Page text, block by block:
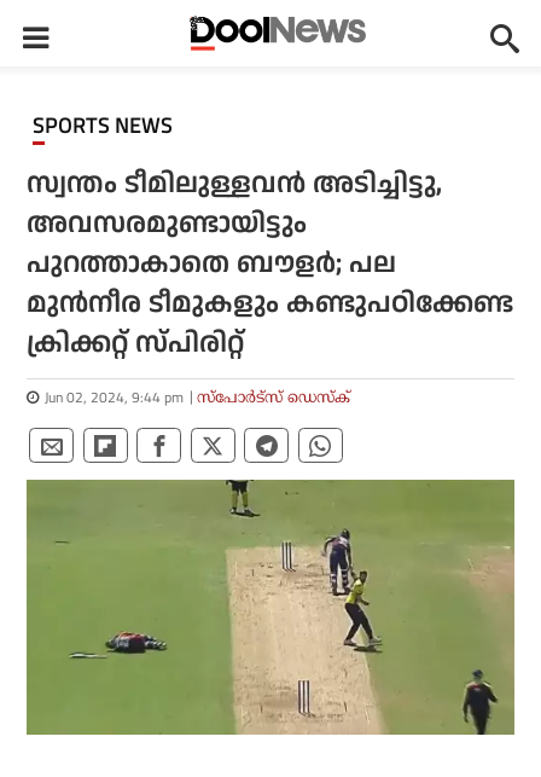
SPORTS NEWS
സ്വന്തം ടീമിലുള്ളവന്‍ അടിച്ചിട്ടു,
അവസരമുണ്ടായിട്ടും
പുറത്താകാതെ ബൗളര്‍; പല
മുന്‍നീര ടീമുകളും കണ്ടുപഠിക്കേണ്ട
ക്രിക്കറ്റ് സ്പിരിറ്റ്
Jun 02, 2024, 9:44 pm സ്പോര്‍ട്സ് ഡെസ്‌ക്